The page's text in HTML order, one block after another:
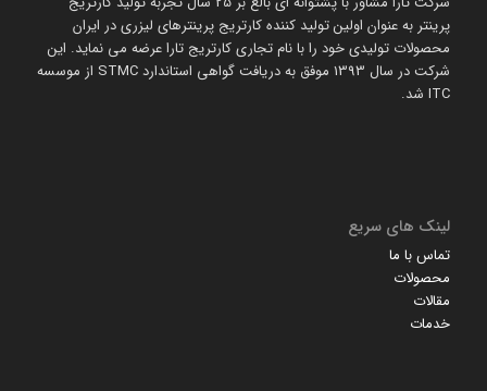
پرینتر به عنوان اولین تولید کننده کارتریج پرینترهای لیزری در ایران
محصولات تولیدی خود را با نام تجاری کارتریج تارا عرضه می نماید. این
شرکت در سال 1393 موفق به دریافت گواهی استاندارد STMC از موسسه
ITC شد.
لینک های سریع
تماس با ما
محصولات
مقالات
خدمات